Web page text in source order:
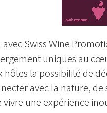
Swiss Wine
uniques au
hôtes la possibilité de
avec la nature,
vivre une expérience